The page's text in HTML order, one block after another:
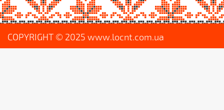
COPYRIGHT © 2025 www.locnt.com.ua